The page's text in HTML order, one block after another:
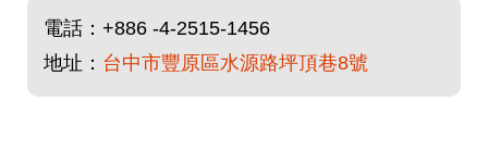
電話： +886 -4-2515-1456
地址： 台中市豐原區水源路坪頂巷8號